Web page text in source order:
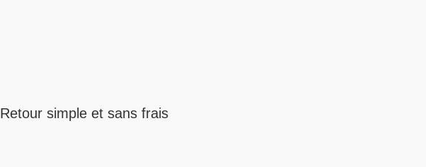
Retour simple et sans frais